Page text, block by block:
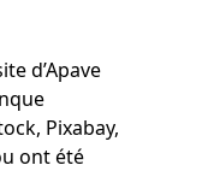
d’Apave
Pixabay,
ont été